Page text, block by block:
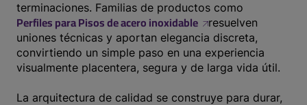
terminaciones. Familias de productos como
Perfiles para Pisos de acero inoxidable
resuelven
uniones técnicas y aportan elegancia discreta,
convirtiendo un simple paso en una experiencia
visualmente placentera, segura y de larga vida útil.
La arquitectura de calidad se construye para durar,